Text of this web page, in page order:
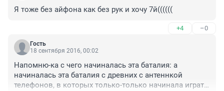
Я тоже без айфона как без рук и хочу 7й((((((
+4 –0
Гость
18 сентября 2016, 00:02
Напомню-ка с чего начиналась эта баталия: а
начиналась эта баталия с древних с антеннкой
телефонов, в которых только-только начинала играть